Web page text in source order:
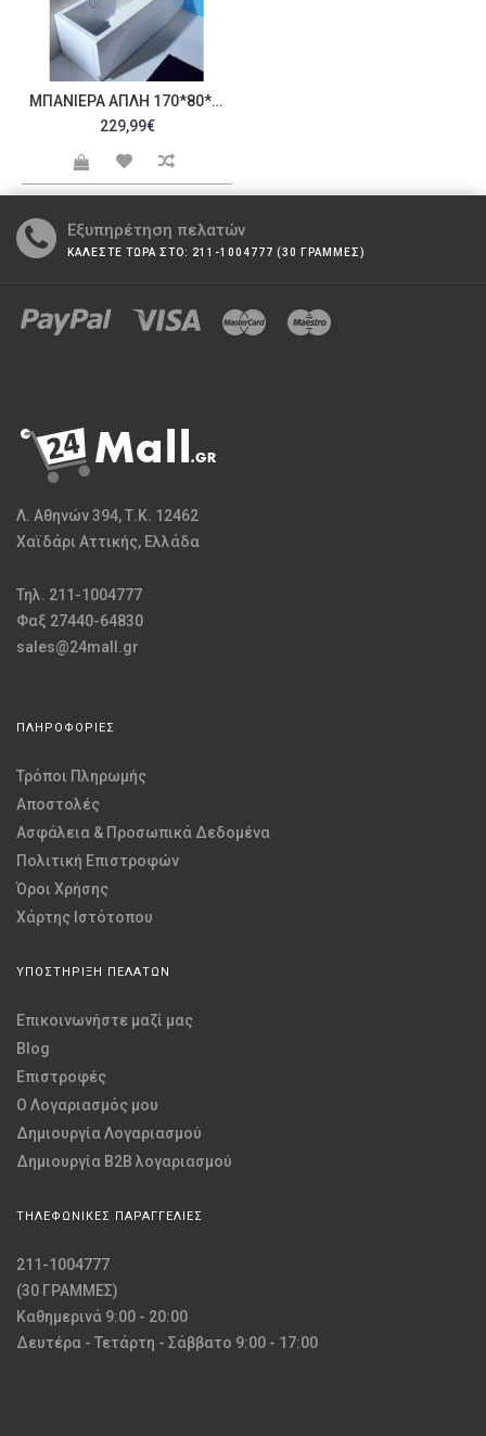
ΜΠΑΝΙΈΡΑ ΑΠΛΉ 170*80*40 CUBIC 224CLS
229,99€
Εξυπηρέτηση πελατών
ΚΑΛΕΣΤΕ ΤΩΡΑ ΣΤΟ: 211-1004777 (30 ΓΡΑΜΜΕΣ)
Λ. Αθηνών 394, Τ.Κ. 12462
Χαϊδάρι Αττικής, Ελλάδα
Τηλ. 211-1004777
Φαξ 27440-64830
sales@24mall.gr
ΠΛΗΡΟΦΟΡΙΕΣ
Τρόποι Πληρωμής
Αποστολές
Ασφάλεια & Προσωπικά Δεδομένα
Πολιτική Επιστροφών
Όροι Χρήσης
Χάρτης Ιστότοπου
ΥΠΟΣΤΗΡΙΞΗ ΠΕΛΑΤΩΝ
Επικοινωνήστε μαζί μας
Blog
Επιστροφές
O Λογαριασμός μου
Δημιουργία Λογαριασμού
Δημιουργία B2B λογαριασμού
ΤΗΛΕΦΩΝΙΚΕΣ ΠΑΡΑΓΓΕΛΙΕΣ
211-1004777
(30 ΓΡΑΜΜΕΣ)
Καθημερινά 9:00 - 20:00
Δευτέρα - Τετάρτη - Σάββατο 9:00 - 17:00